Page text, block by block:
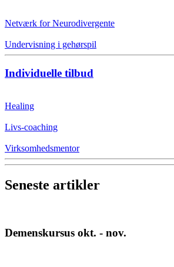
Netværk for Neurodivergente
Undervisning i gehørspil
Individuelle tilbud
Healing
Livs-coaching
Virksomhedsmentor
Seneste artikler
Demenskursus okt. - nov.